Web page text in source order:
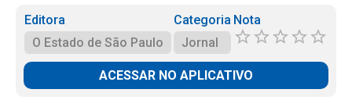
Editora
O Estado de São Paulo
Categoria
Jornal
Nota
ACESSAR NO APLICATIVO